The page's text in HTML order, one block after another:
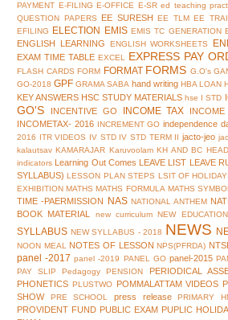
PAYMENT E-FILING E-OFFICE E-SR ed teaching
QUESTION PAPERS
EE SURESH EE TLM EE
EFILING
ELECTION EMIS EMIS TC GENERATION
ENGLISH LEARNING ENGLISH WORKSHEETS
EXAM TIME TABLE EXCEL EXPRESS PAY
FLASH CARDS FORM FORMAT FORMS G.O's
GO-2018 GPF GRAMA SABA hand writing HBA LOAN
KEY ANSWERS HSC STUDY MATERIALS hse I STD
GO'S
INCENTIVE GO INCOME TAX
INCOMETAX- 2016 INCREMENT GO independence
2016 ITR VIDEOS IV STD IV STD TERM II jacto-jeo
kalautsav KAMARAJAR Karuvoolam KH AND BC HEAD
indicators Learning Out Comes LEAVE LIST LEAVE
SYLLABUS) LESSON PLAN STEPS LSIT OF
EXHIBITION MATHS MATHS FORMULA MATHS
TIME -PAERMISSION
NAS NATIONAL ANTHEM
BOOK MATERIAL
new curriculum NEW
SYLLABUS NEW SYLLABUS - 2018 NEWS
NOON MEAL
NOTES OF LESSON NPS(PFRDA)
panel -2017 panel -2019 PANEL GO panel-2015
PAY SLIP
Pedagogy PENSION PERIODICAL
PHONETICS PLUSTWO POMMALATTAM VIDEOS
SHOW
PRE SCHOOL press release PRIMARY
PROVIDENT FUND PUBLIC EXAM PUPLIC